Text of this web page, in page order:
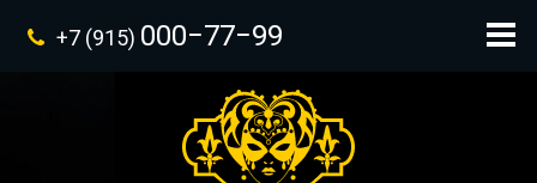
+7 (915) 000−77−99